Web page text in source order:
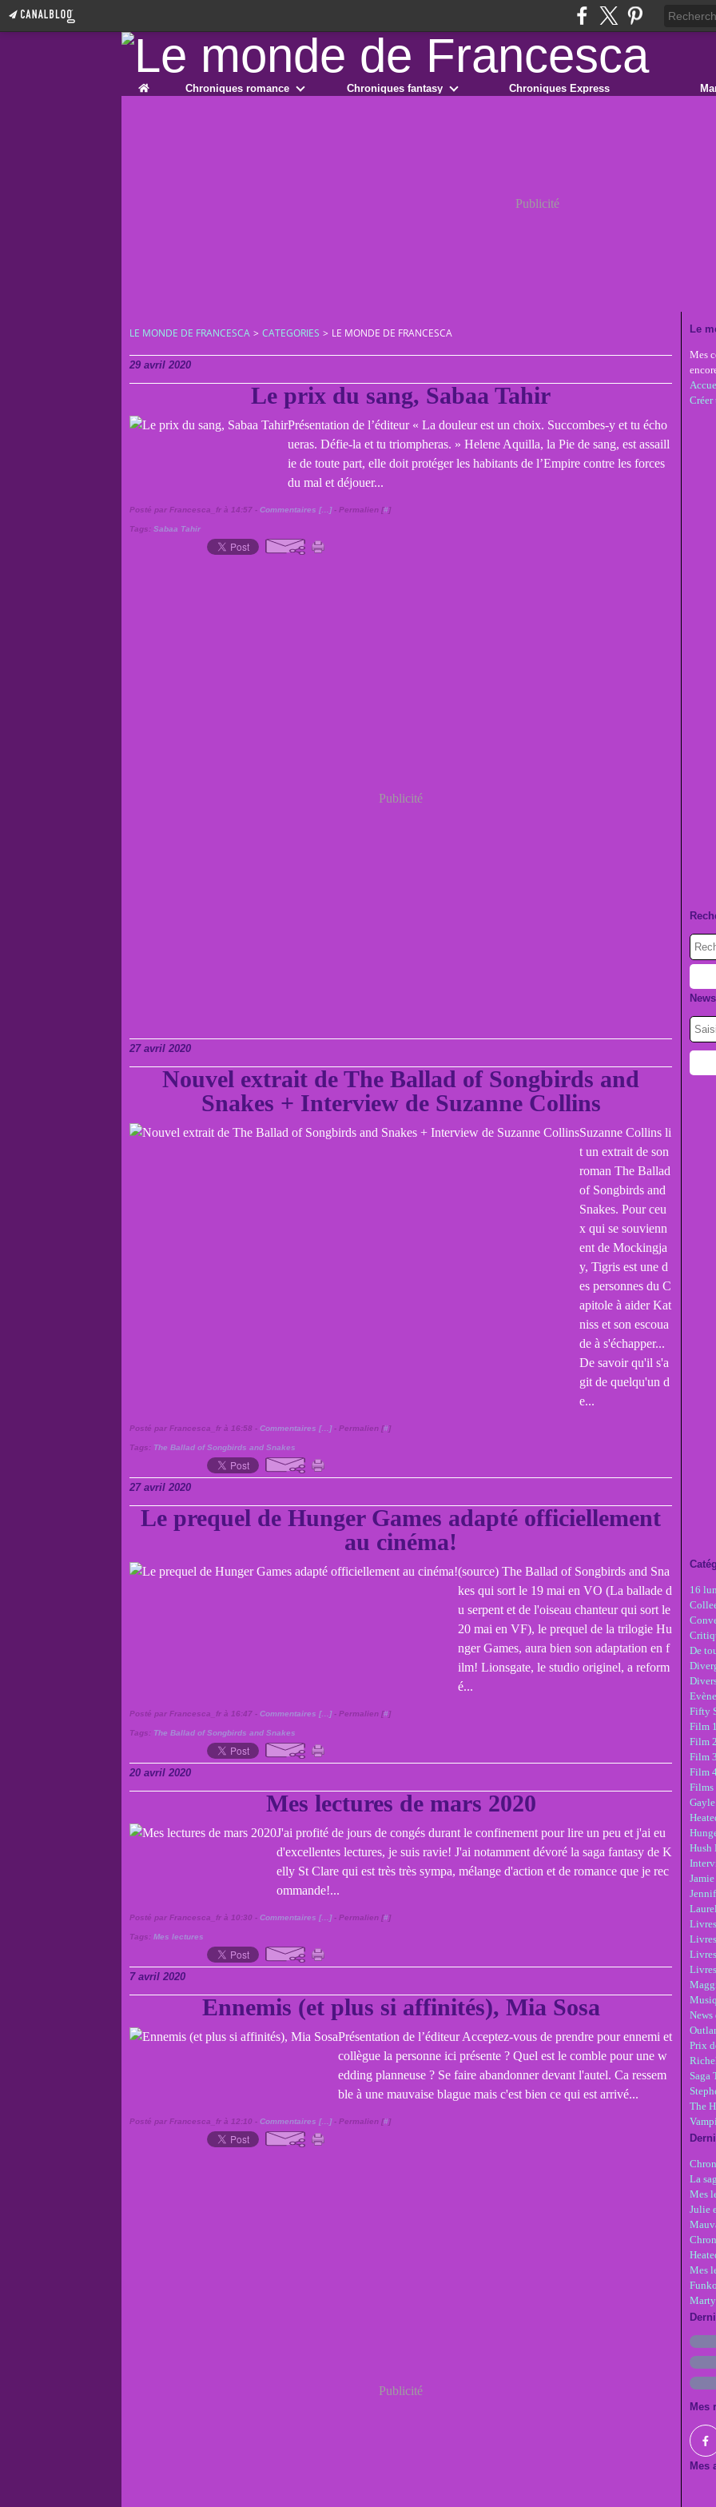
Home Chroniques romance Chroniques fantasy Chroniques Express
Publicité
LE MONDE DE FRANCESCA > CATEGORIES > LE MONDE DE FRANCESCA
29 avril 2020
Le prix du sang, Sabaa Tahir
Présentation de l’éditeur « La douleur est un choix. Succombes-y et tu écho
ueras. Défie-la et tu triompheras. » Helene Aquilla, la Pie de sang, est assaill
ie de toute part, elle doit protéger les habitants de l’Empire contre les forces
du mal et déjouer...
Posté par Francesca_fr à 14:57 - Commentaires [… ]- Permalien [#]
Tags: Sabaa Tahir
Publicité
27 avril 2020
Nouvel extrait de The Ballad of Songbirds and
Snakes + Interview de Suzanne Collins
Suzanne Collins li
t un extrait de son
roman The Ballad
of Songbirds and
Snakes. Pour ceu
x qui se souvienn
ent de Mockingja
y, Tigris est une d
es personnes du C
apitole à aider Kat
niss et son escoua
de à s'échapper...
De savoir qu'il s'a
git de quelqu'un d
e...
Posté par Francesca_fr à 16:58 - Commentaires [… ]- Permalien [#]
Tags: The Ballad of Songbirds and Snakes
27 avril 2020
Le prequel de Hunger Games adapté officiellement
au cinéma!
(source) The Ballad of Songbirds and Sna
kes qui sort le 19 mai en VO (La ballade d
u serpent et de l'oiseau chanteur qui sort le
20 mai en VF), le prequel de la trilogie Hu
nger Games, aura bien son adaptation en f
ilm! Lionsgate, le studio originel, a reform
é...
Posté par Francesca_fr à 16:47 - Commentaires [… ]- Permalien [#]
Tags: The Ballad of Songbirds and Snakes
20 avril 2020
Mes lectures de mars 2020
J'ai profité de jours de congés durant le confinement pour lire un peu et j'ai eu
d'excellentes lectures, je suis ravie! J'ai notamment dévoré la saga fantasy de K
elly St Clare qui est très très sympa, mélange d'action et de romance que je rec
ommande!...
Posté par Francesca_fr à 10:30 - Commentaires [… ]- Permalien [#]
Tags: Mes lectures
7 avril 2020
Ennemis (et plus si affinités), Mia Sosa
Présentation de l’éditeur Acceptez-vous de prendre pour ennemi et
collègue la personne ici présente ? Quel est le comble pour une w
edding planneuse ? Se faire abandonner devant l'autel. Ca ressem
ble à une mauvaise blague mais c'est bien ce qui est arrivé...
Posté par Francesca_fr à 12:10 - Commentaires [… ]- Permalien [#]
Publicité
Le
Mes
16
De
Fifty
Film
Film
Film
Film
Films
Hush
Livres
News
Prix
Saga
The
La
Mes
Julie
Mes
Mes
Mes